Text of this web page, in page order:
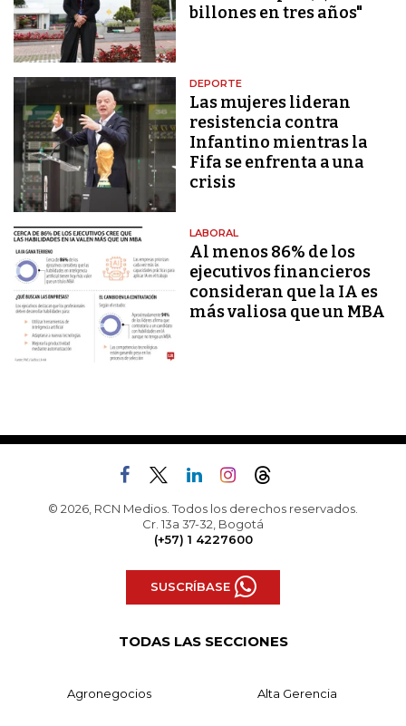
billones en tres años"
DEPORTE
Las mujeres lideran
resistencia contra
Infantino mientras la
Fifa se enfrenta a una
crisis
LABORAL
Al menos 86% de los
ejecutivos financieros
consideran que la IA es
más valiosa que un MBA
© 2026, RCN Medios. Todos los derechos reservados.
Cr. 13a 37-32, Bogotá
(+57) 1 4227600
SUSCRÍBASE
TODAS LAS SECCIONES
Agronegocios Alta Gerencia